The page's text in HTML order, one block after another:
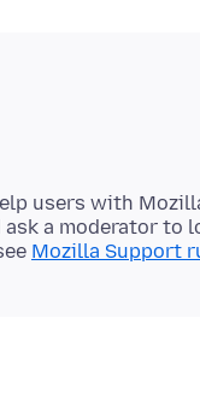
users with
a moderator to
Mozilla Support